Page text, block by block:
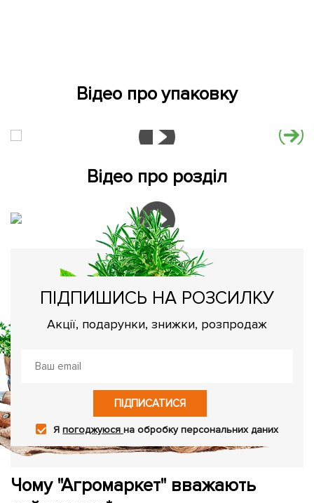
Відео про упаковку
Відео про розділ
ПІДПИШИСЬ НА РОЗСИЛКУ
Акції, подарунки, знижки, розпродаж
ПІДПИСАТИСЯ
Япогоджуюсяна обробку персональних даних
Чому "Агромаркет" вважають